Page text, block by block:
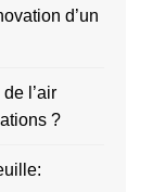
d’un
l’air
?